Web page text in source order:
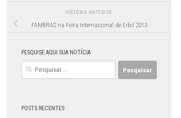
HISTÓRIA ANTERIOR
FAMBRAS na Feira Internacional de Erbil 2013
PESQUISE AQUI SUA NOTÍCIA
Pesquisar
POSTS RECENTES